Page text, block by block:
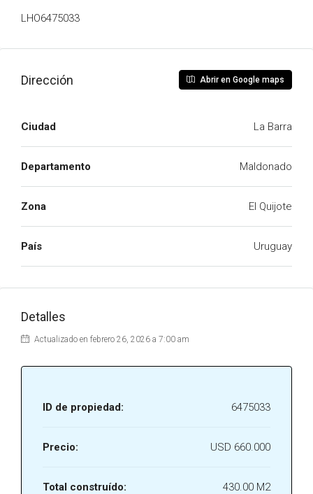
LHO6475033
Dirección Abrir en Google maps
Ciudad La Barra
Departamento Maldonado
Zona El Quijote
País Uruguay
Detalles
Actualizado en febrero 26, 2026 a 7:00 am
ID de propiedad: 6475033
Precio: USD 660.000
Total construído: 430.00 M2